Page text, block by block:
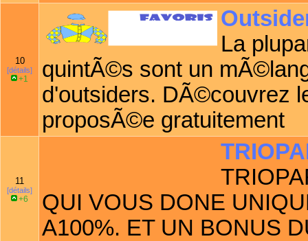
10
[détails]
+1
La
quintÃ©s sont un
d'outsiders. DÃ©couvrez
proposÃ©e gratuitement
11
[détails]
+6
QUI VOUS DONE
A100%. ET UN BONUS